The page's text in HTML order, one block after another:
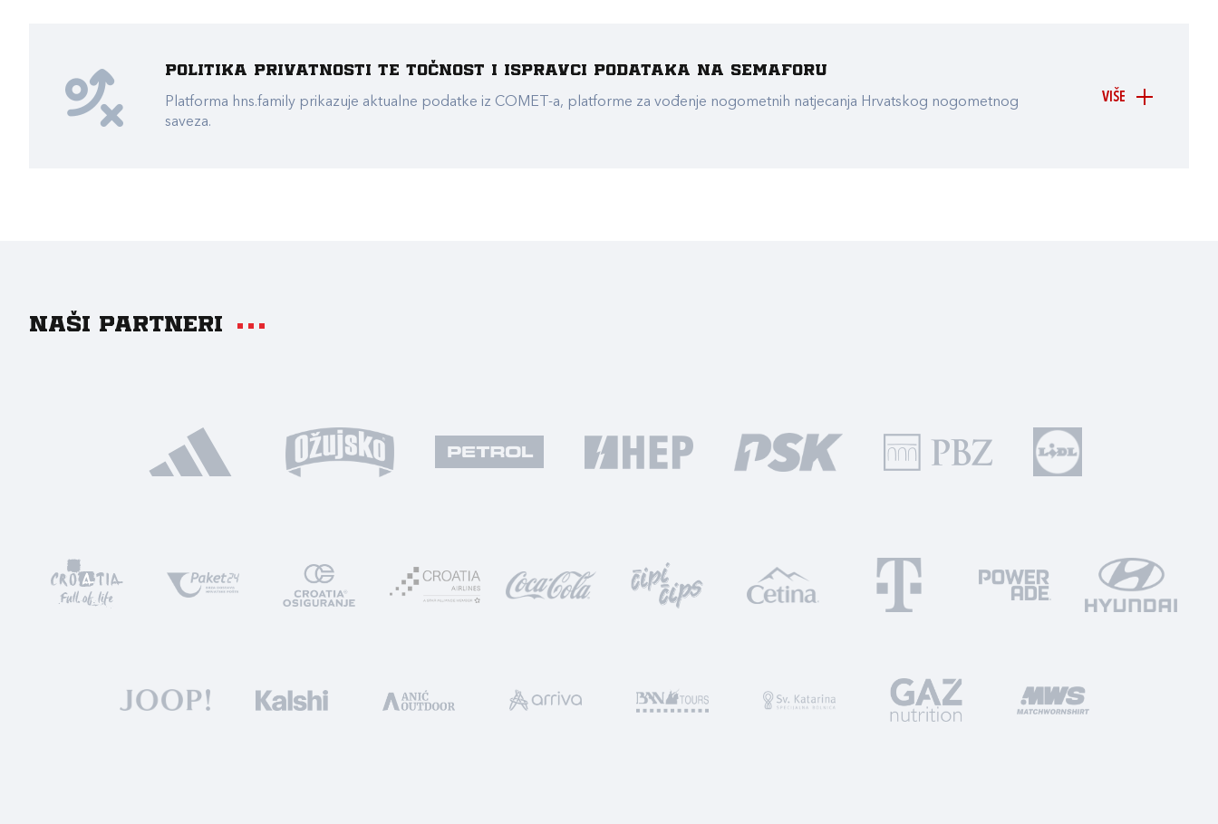
VIŠE
Politika privatnosti te točnost i ispravci podataka na Semaforu
Platforma hns.family prikazuje aktualne podatke iz COMET-a, platforme za vođenje nogometnih natjecanja Hrvatskog nogometnog
saveza.
Naši partneri